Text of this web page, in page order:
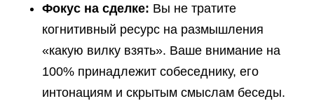
Фокус на сделке: Вы не тратите
когнитивный ресурс на размышления
«какую вилку взять». Ваше внимание на
100% принадлежит собеседнику, его
интонациям и скрытым смыслам беседы.